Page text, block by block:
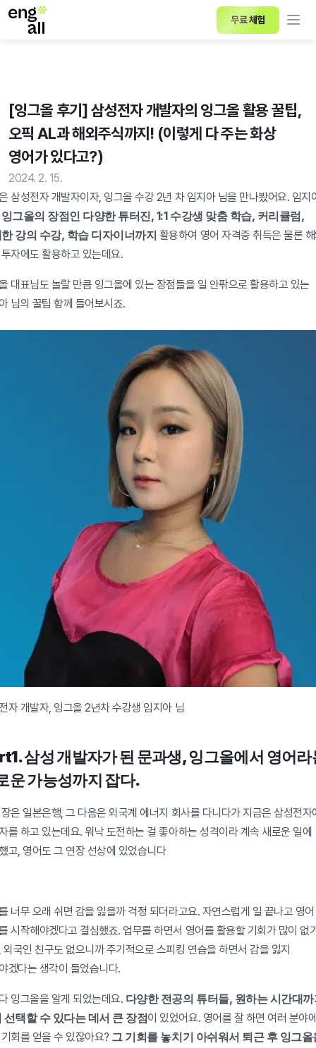
[잉그올 후기] 삼성전자 개발자의 잉그올 활용 꿀팁,
오픽 AL과 해외주식까지! (이렇게 다 주는 화상
영어가 있다고?)
2024. 2. 15.
삼성전자 개발자이자, 잉그올 수강 2년 차 임지아 님을 만나봤어요. 임지
잉그올의 장점인 다양한 튜터진, 1:1 수강생 맞춤 학습, 커리큘럼,
강의 수강, 학습 디자이너까지 활용하여 영어 자격증 취득은 물론
자에도 활용하고 있는데요.
대표님도 놀랄 만큼 잉그올에 있는 장점들을 일 안팎으로 활용하고 있는
님의 꿀팁 함께 들어보시죠.
자 개발자, 잉그올 2년차 수강생 임지아 님
삼성 개발자가 된 문과생, 잉그올에서 영어라
운 가능성까지 잡다.
은 일본은행, 그 다음은 외국계 에너지 회사를 다니다가 지금은 삼성전자
를 하고 있는데요. 워낙 도전하는 걸 좋아하는 성격이라 계속 새로운 일에
고, 영어도 그 연장 선상에 있었습니다
너무 오래 쉬면 감을 잃을까 걱정 되더라고요. 자연스럽게 일 끝나고 영어
시작해야겠다고 결심했죠. 업무를 하면서 영어를 활용할 기회가 많이 없
외국인 친구도 없으니까 주기적으로 스피킹 연습을 하면서 감을 잃지
겠다는 생각이 들었습니다.
잉그올을 알게 되었는데요. 다양한 전공의 튜터들, 원하는 시간대
선택할 수 있다는 데서 큰 장점이 있었어요. 영어를 잘 하면 여러 분야
회를 얻을 수 있잖아요? 그 기회를 놓치기 아쉬워서 퇴근 후 잉그올
무료 체험